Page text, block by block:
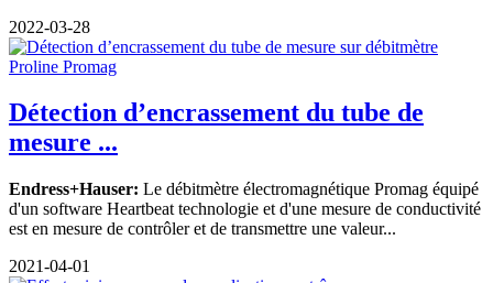
2022-03-28
Détection d’encrassement du tube de
mesure ...
Endress+Hauser: Le débitmètre électromagnétique Promag équipé
d'un software Heartbeat technologie et d'une mesure de conductivité
est en mesure de contrôler et de transmettre une valeur...
2021-04-01